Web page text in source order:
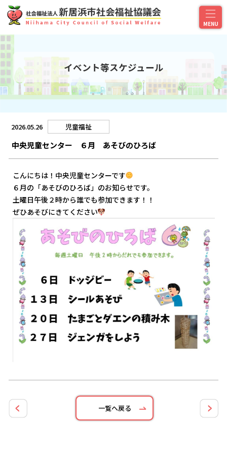
イベント等スケジュール
2026.05.26 児童福祉
中央児童センター ６月 あそびのひろば
こんにちは！中央児童センターです
６月の「あそびのひろば」のお知らせです。
土曜日午後２時から誰でも参加できます！！
ぜひあそびにきてください
一覧へ戻る